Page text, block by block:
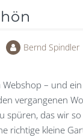
Bernd Spindler
– und
vergangenen
spüren, das wir
richtige kleine